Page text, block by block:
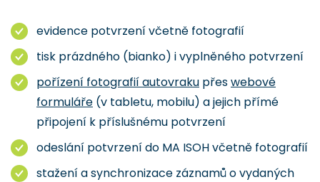
evidence potvrzení včetně fotografií
tisk prázdného (bianko) i vyplněného potvrzení
pořízení fotografií autovraku přeswebové
formuláře (v tabletu, mobilu) a jejich přímé
připojení k příslušnému potvrzení
odeslání potvrzení do MA ISOH včetně fotografií
stažení a synchronizace záznamů o vydaných